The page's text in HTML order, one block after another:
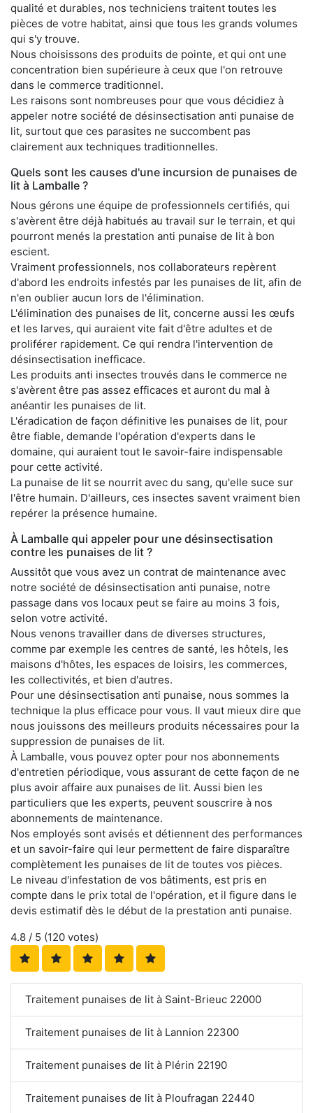
qualité et durables, nos techniciens traitent toutes les
pièces de votre habitat, ainsi que tous les grands volumes
qui s'y trouve.
Nous choisissons des produits de pointe, et qui ont une
concentration bien supérieure à ceux que l'on retrouve
dans le commerce traditionnel.
Les raisons sont nombreuses pour que vous décidiez à
appeler notre société de désinsectisation anti punaise de
lit, surtout que ces parasites ne succombent pas
clairement aux techniques traditionnelles.
Quels sont les causes d'une incursion de punaises de
lit à Lamballe ?
Nous gérons une équipe de professionnels certifiés, qui
s'avèrent être déjà habitués au travail sur le terrain, et qui
pourront menés la prestation anti punaise de lit à bon
escient.
Vraiment professionnels, nos collaborateurs repèrent
d'abord les endroits infestés par les punaises de lit, afin de
n'en oublier aucun lors de l'élimination.
L'élimination des punaises de lit, concerne aussi les œufs
et les larves, qui auraient vite fait d'être adultes et de
proliférer rapidement. Ce qui rendra l'intervention de
désinsectisation inefficace.
Les produits anti insectes trouvés dans le commerce ne
s'avèrent être pas assez efficaces et auront du mal à
anéantir les punaises de lit.
L'éradication de façon définitive les punaises de lit, pour
être fiable, demande l'opération d'experts dans le
domaine, qui auraient tout le savoir-faire indispensable
pour cette activité.
La punaise de lit se nourrit avec du sang, qu'elle suce sur
l'être humain. D'ailleurs, ces insectes savent vraiment bien
repérer la présence humaine.
À Lamballe qui appeler pour une désinsectisation
contre les punaises de lit ?
Aussitôt que vous avez un contrat de maintenance avec
notre société de désinsectisation anti punaise, notre
passage dans vos locaux peut se faire au moins 3 fois,
selon votre activité.
Nous venons travailler dans de diverses structures,
comme par exemple les centres de santé, les hôtels, les
maisons d'hôtes, les espaces de loisirs, les commerces,
les collectivités, et bien d'autres.
Pour une désinsectisation anti punaise, nous sommes la
technique la plus efficace pour vous. Il vaut mieux dire que
nous jouissons des meilleurs produits nécessaires pour la
suppression de punaises de lit.
À Lamballe, vous pouvez opter pour nos abonnements
d'entretien périodique, vous assurant de cette façon de ne
plus avoir affaire aux punaises de lit. Aussi bien les
particuliers que les experts, peuvent souscrire à nos
abonnements de maintenance.
Nos employés sont avisés et détiennent des performances
et un savoir-faire qui leur permettent de faire disparaître
complètement les punaises de lit de toutes vos pièces.
Le niveau d'infestation de vos bâtiments, est pris en
compte dans le prix total de l'opération, et il figure dans le
devis estimatif dès le début de la prestation anti punaise.
4.8 / 5 (120 votes)
Traitement punaises de lit à Saint-Brieuc 22000
Traitement punaises de lit à Lannion 22300
Traitement punaises de lit à Plérin 22190
Traitement punaises de lit à Ploufragan 22440